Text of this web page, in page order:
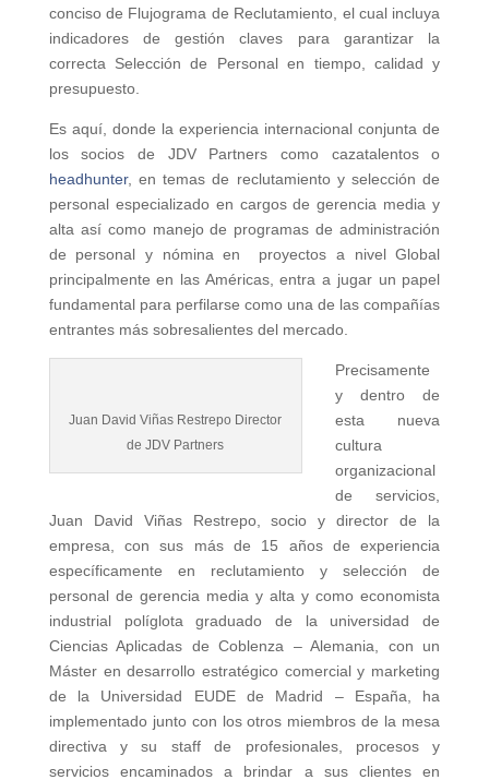
conciso de Flujograma de Reclutamiento, el cual incluya
indicadores de gestión claves para garantizar la
correcta Selección de Personal en tiempo, calidad y
presupuesto.
Es aquí, donde la experiencia internacional conjunta de
los socios de JDV Partners como cazatalentos o
headhunter, en temas de reclutamiento y selección de
personal especializado en cargos de gerencia media y
alta así como manejo de programas de administración
de personal y nómina en proyectos a nivel Global
principalmente en las Américas, entra a jugar un papel
fundamental para perfilarse como una de las compañías
entrantes más sobresalientes del mercado.
Juan David Viñas Restrepo Director
de JDV Partners
Precisamente
y dentro de
esta nueva
cultura
organizacional
de servicios,
Juan David Viñas Restrepo, socio y director de la
empresa, con sus más de 15 años de experiencia
específicamente en reclutamiento y selección de
personal de gerencia media y alta y como economista
industrial políglota graduado de la universidad de
Ciencias Aplicadas de Coblenza – Alemania, con un
Máster en desarrollo estratégico comercial y marketing
de la Universidad EUDE de Madrid – España, ha
implementado junto con los otros miembros de la mesa
directiva y su staff de profesionales, procesos y
servicios encaminados a brindar a sus clientes en